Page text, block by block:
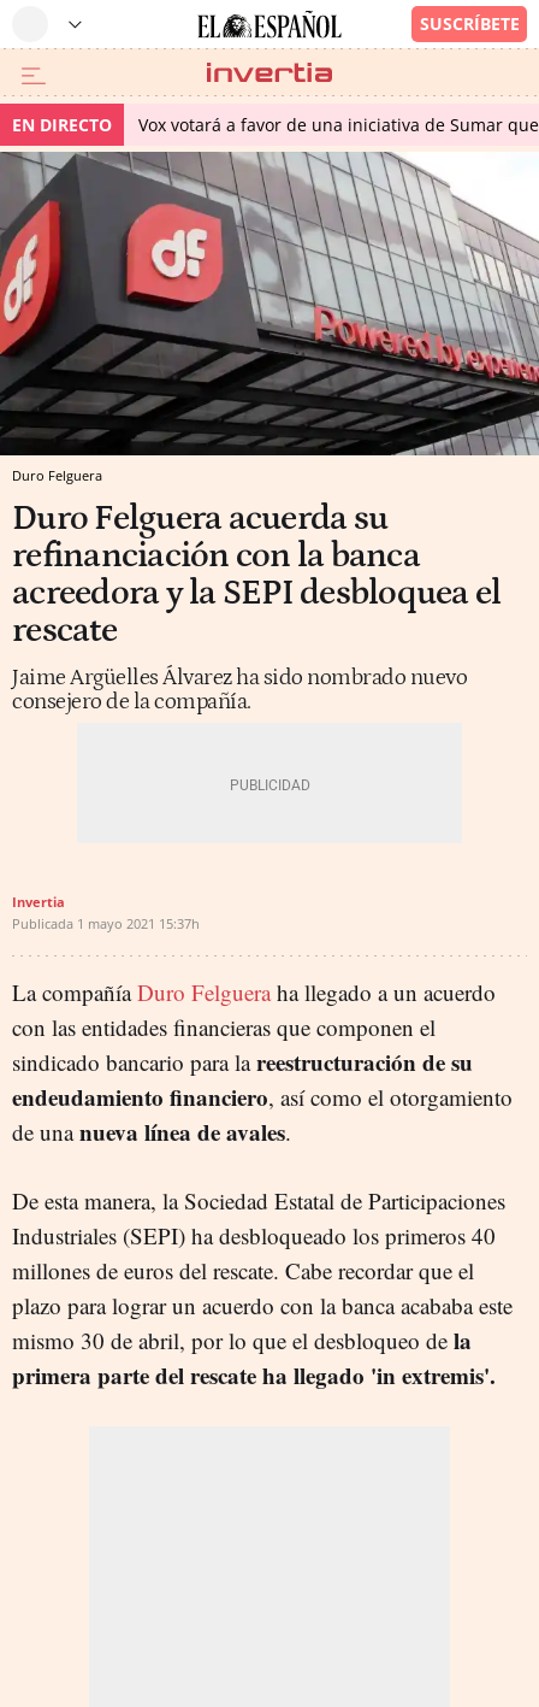
EN DIRECTO Vox votará a favor de una iniciativa de Sumar
Duro Felguera
Duro Felguera acuerda su
refinanciación con la banca
acreedora y la SEPI desbloquea el
rescate
Jaime Argüelles Álvarez ha sido nombrado nuevo
consejero de la compañía.
Invertia
Publicada 1 mayo 2021 15:37h
La compañíaDuro Felgueraha llegado a un acuerdo
con las entidades financieras que componen el
sindicado bancario para lareestructuración de su
endeudamiento financiero, así como el otorgamiento
de unanueva línea de avales.
De esta manera, la Sociedad Estatal de Participaciones
Industriales (SEPI) ha desbloqueado los primeros 40
millones de euros del rescate. Cabe recordar que el
plazo para lograr un acuerdo con la banca acababa este
mismo 30 de abril, por lo que el desbloqueo de la
primera parte del rescate ha llegado 'in extremis'.